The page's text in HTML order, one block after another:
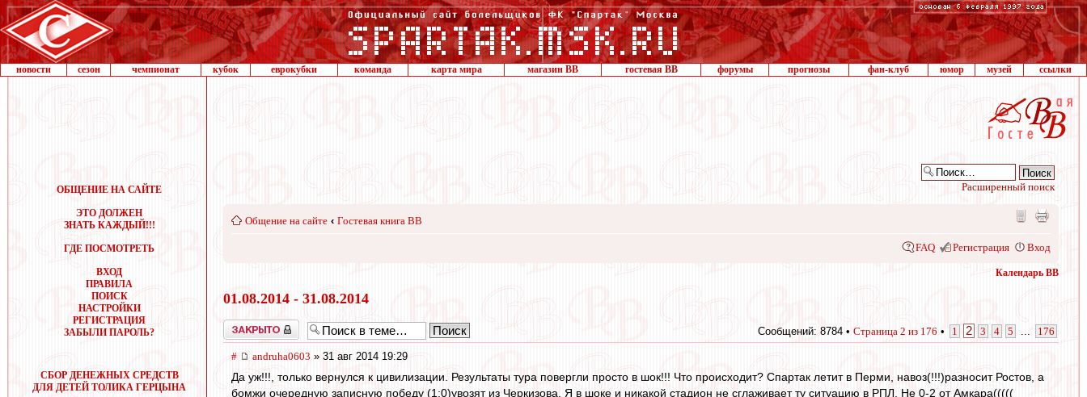
новости сезон чемпионат кубок еврокубки команда карта мира магазин ВВ гостевая ВВ форумы прогнозы фан-клуб юмор музей ссылки
ОБЩЕНИЕ НА САЙТЕ
ЭТО ДОЛЖЕН
ЗНАТЬ КАЖДЫЙ!!!
ГДЕ ПОСМОТРЕТЬ
ВХОД
ПРАВИЛА
ПОИСК
НАСТРОЙКИ
РЕГИСТРАЦИЯ
ЗАБЫЛИ ПАРОЛЬ?
СБОР ДЕНЕЖНЫХ СРЕДСТВ
ДЛЯ ДЕТЕЙ ТОЛИКА ГЕРЦЫНА
Расширенный поиск
Общение на сайте ‹ Гостевая книга ВВ
FAQ Регистрация Вход
Календарь ВВ
01.08.2014 - 31.08.2014
Закрыто Сообщений: 8784 • Страница 2 из 176 • 1 2 3 4 5 176
# andruha0603 » 31 авг 2014 19:29
Да уж!!!, только вернулся к цивилизации. Результаты тура повергли просто в шок!!! Что происходит? Спартак летит в Перми, навоз(!!!)разносит Ростов, а
бомжи очередную записную победу (1:0)увозят из Черкизова. Я в шоке и никакой стадион не сглаживает ту ситуацию в РПЛ. Не 0-2 от Амкара(((((